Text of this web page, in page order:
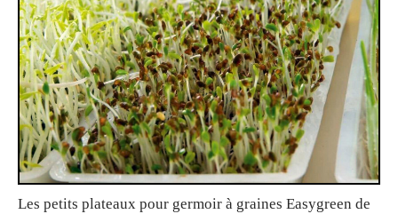
Les petits plateaux pour germoir à graines Easygreen de